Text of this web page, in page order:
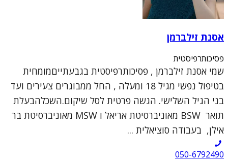
אסנת זילברמן
פסיכותרפיסטית
שמי אסנת זילברמן , פסיכותרפיסטית בגבעתייםמומחית
בטיפול נפשי מגיל 18 ומעלה , החל ממבוגרים צעירים ועד
בני הגיל השלישי. הגשה פרטית לסל שיקום.השכלהבעלת
תואר BSW מאוניברסיטת אריאל ו MSW מאוניברסיטת בר
אילן, בעבודה סוציאלית ...
050-6792490